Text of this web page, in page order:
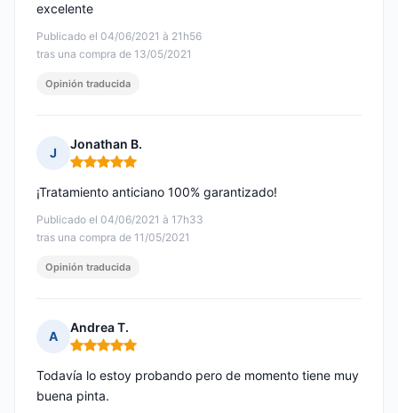
Publicado el 04/06/2021 à 21h56
tras una compra de 13/05/2021
excelente
Opinión traducida
J
Jonathan B.
Nota: 5 de 5
Publicado el 04/06/2021 à 17h33
tras una compra de 11/05/2021
¡Tratamiento anticiano 100% garantizado!
Opinión traducida
A
Andrea T.
Nota: 5 de 5
Todavía lo estoy probando pero de momento tiene muy
buena pinta.